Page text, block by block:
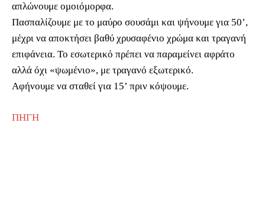
απλώνουμε ομοιόμορφα.
Πασπαλίζουμε με το μαύρο σουσάμι και ψήνουμε για 50’,
μέχρι να αποκτήσει βαθύ χρυσαφένιο χρώμα και τραγανή
επιφάνεια. Το εσωτερικό πρέπει να παραμείνει αφράτο
αλλά όχι «ψωμένιο», με τραγανό εξωτερικό.
Αφήνουμε να σταθεί για 15’ πριν κόψουμε.
ΠΗΓΗ